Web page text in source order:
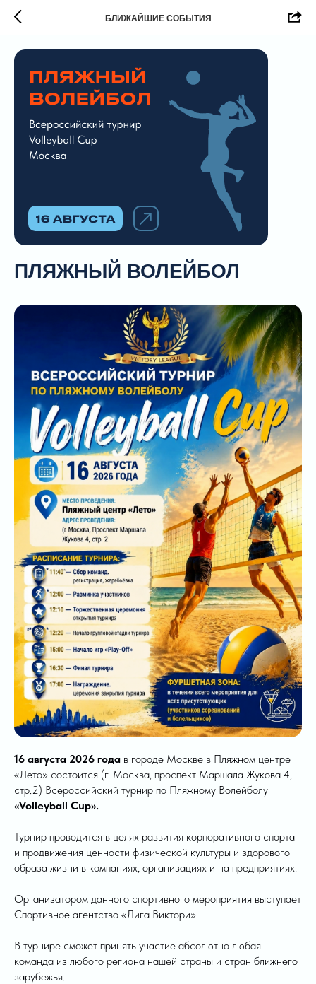
БЛИЖАЙШИЕ СОБЫТИЯ
ПЛЯЖНЫЙ ВОЛЕЙБОЛ
16 августа 2026 года ​в городе Москве в Пляжном центре
«Лето» состоится (г. Москва, проспект Маршала Жукова 4,
стр.2) Всероссийский турнир по Пляжному Волейболу
«Volleyball Cup».
Турнир проводится в целях развития корпоративного спорта
и продвижения ценности физической культуры и здорового
образа жизни в компаниях, организациях и на предприятиях.
Организатором данного спортивного мероприятия выступает
Спортивное агентство «Лига Виктори».
В турнире сможет принять участие абсолютно любая
команда из любого региона нашей страны и стран ближнего
зарубежья.